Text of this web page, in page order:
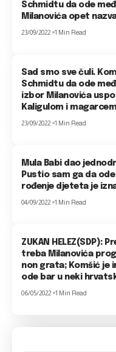
Schmidtu da ode
Milanovića opet
23/09/2022 1 Min Read
Sad smo sve čuli.
Schmidtu da ode
izbor Milanovića
Kaligulom i magarcem
23/09/2022 1 Min Read
Mula Babi dao
Pustio sam ga da
rođenje djeteta je
04/09/2022 1 Min Read
ZUKAN HELEZ(SDP):
treba Milanovića
non grata; Komšić je
ode bar u neki
06/05/2022 1 Min Read